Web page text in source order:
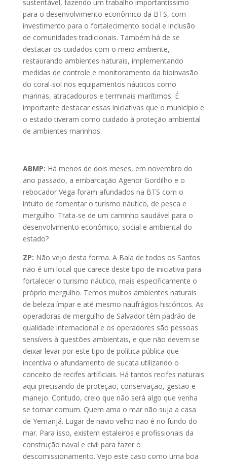
sustentável, fazendo um trabalho importantíssimo
para o desenvolvimento econômico da BTS, com
investimento para o fortalecimento social e inclusão
de comunidades tradicionais. Também há de se
destacar os cuidados com o meio ambiente,
restaurando ambientes naturais, implementando
medidas de controle e monitoramento da bioinvasão
do coral-sol nos equipamentos náuticos como
marinas, atracadouros e terminais marítimos. É
importante destacar essas iniciativas que o município e
o estado tiveram como cuidado à proteção ambiental
de ambientes marinhos.
ABMP: Há menos de dois meses, em novembro do
ano passado, a embarcação Agenor Gordilho e o
rebocador Vega foram afundados na BTS com o
intuito de fomentar o turismo náutico, de pesca e
mergulho. Trata-se de um caminho saudável para o
desenvolvimento econômico, social e ambiental do
estado?
ZP: Não vejo desta forma. A Baía de todos os Santos
não é um local que carece deste tipo de iniciativa para
fortalecer o turismo náutico, mais especificamente o
próprio mergulho. Temos muitos ambientes naturais
de beleza ímpar e até mesmo naufrágios históricos. As
operadoras de mergulho de Salvador têm padrão de
qualidade internacional e os operadores são pessoas
sensíveis à questões ambientais, e que não devem se
deixar levar por este tipo de política pública que
incentiva o afundamento de sucata utilizando o
conceito de recifes artificiais. Há tantos recifes naturais
aqui precisando de proteção, conservação, gestão e
manejo. Contudo, creio que não será algo que venha
se tornar comum. Quem ama o mar não suja a casa
de Yemanjá. Lugar de navio velho não é no fundo do
mar. Para isso, existem estaleiros e profissionais da
construção naval e civil para fazer o
descomissionamento. Vejo este caso como uma boa